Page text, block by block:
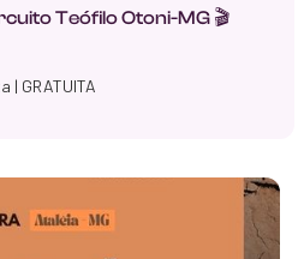
Teófilo Otoni-MG 🎬
| GRATUITA